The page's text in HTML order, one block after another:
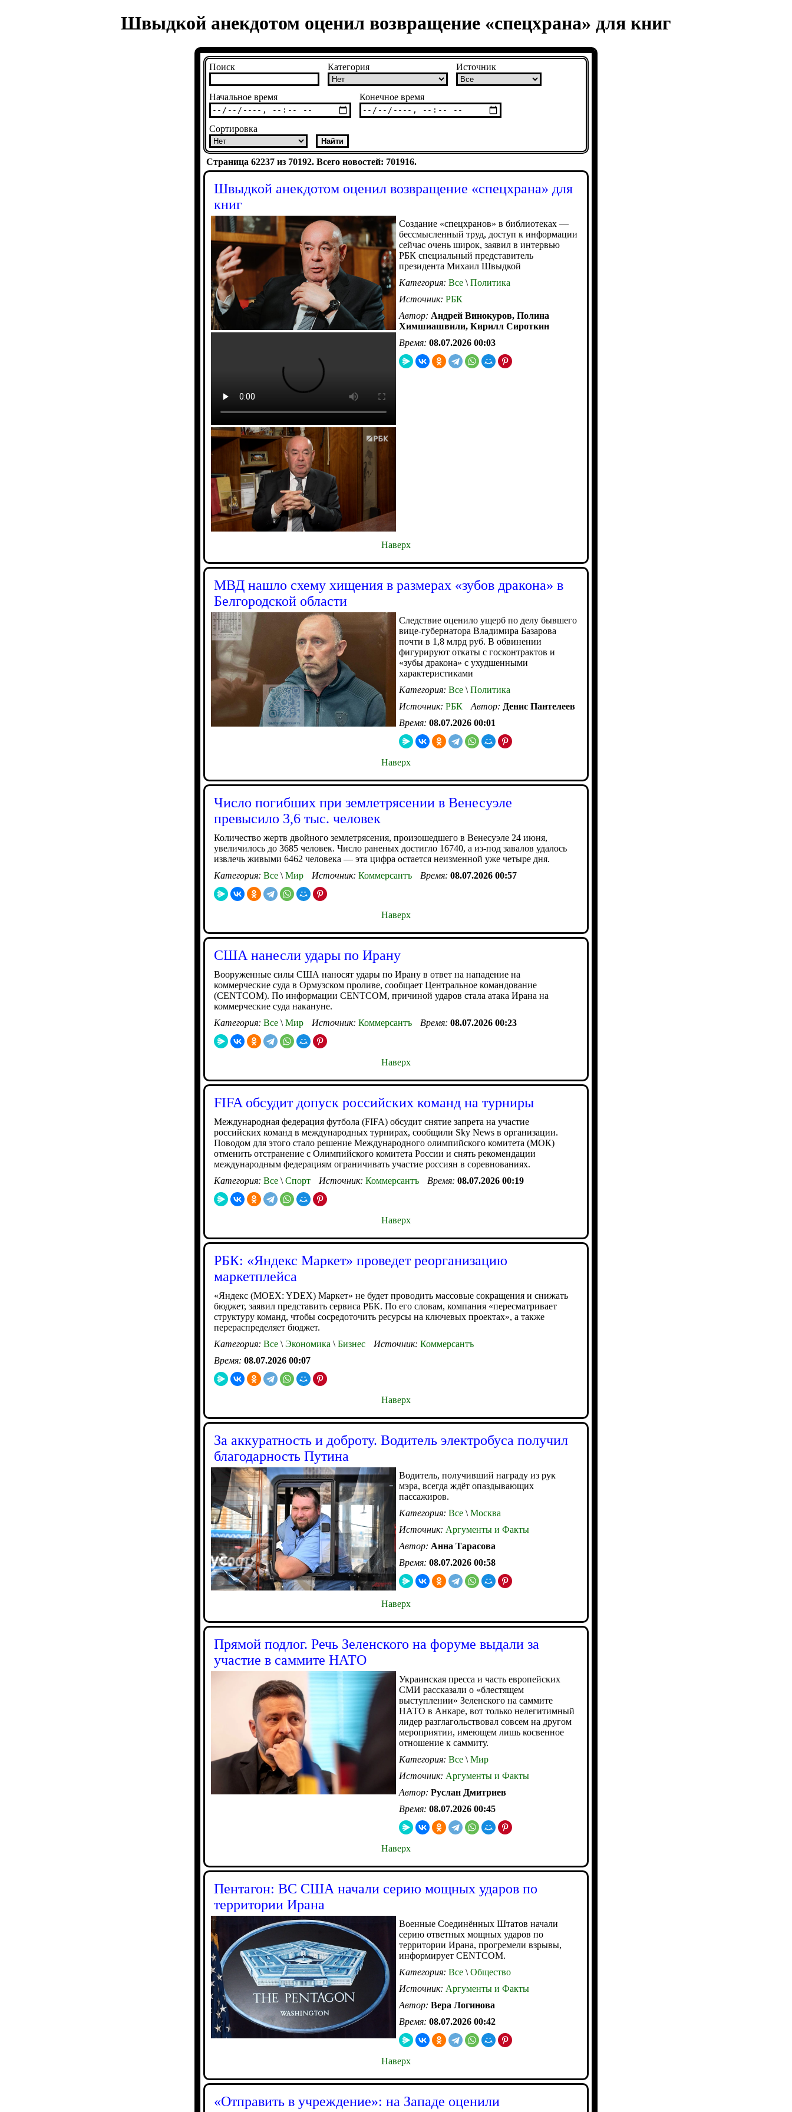
Швыдкой анекдотом оценил возвращение «спецхрана» для книг
Поиск Категория Источник
Начальное время Конечное время
Сортировка
Страница 62237 из 70192. Всего новостей: 701916.
Швыдкой анекдотом оценил возвращение «спецхрана» для
книг
Создание «спецхранов» в библиотеках —
бессмысленный труд, доступ к информации
сейчас очень широк, заявил в интервью
РБК специальный представитель
президента Михаил Швыдкой
Категория: Все \ Политика
Источник: РБК
Автор: Андрей Винокуров, Полина
Химшиашвили, Кирилл Сироткин
Время: 08.07.2026 00:03
Наверх
МВД нашло схему хищения в размерах «зубов дракона» в
Белгородской области
Следствие оценило ущерб по делу бывшего
вице-губернатора Владимира Базарова
почти в 1,8 млрд руб. В обвинении
фигурируют откаты с госконтрактов и
«зубы дракона» с ухудшенными
характеристиками
Категория: Все \ Политика
Источник: РБК Автор: Денис Пантелеев
Время: 08.07.2026 00:01
Наверх
Число погибших при землетрясении в Венесуэле
превысило 3,6 тыс. человек
Количество жертв двойного землетрясения, произошедшего в Венесуэле 24 июня,
увеличилось до 3685 человек. Число раненых достигло 16740, а из-под завалов удалось
извлечь живыми 6462 человека — эта цифра остается неизменной уже четыре дня.
Категория: Все \ Мир Источник: Коммерсантъ Время: 08.07.2026 00:57
Наверх
США нанесли удары по Ирану
Вооруженные силы США наносят удары по Ирану в ответ на нападение на
коммерческие суда в Ормузском проливе, сообщает Центральное командование
(CENTCOM). По информации CENTCOM, причиной ударов стала атака Ирана на
коммерческие суда накануне.
Категория: Все \ Мир Источник: Коммерсантъ Время: 08.07.2026 00:23
Наверх
FIFA обсудит допуск российских команд на турниры
Международная федерация футбола (FIFA) обсудит снятие запрета на участие
российских команд в международных турнирах, сообщили Sky News в организации.
Поводом для этого стало решение Международного олимпийского комитета (МОК)
отменить отстранение с Олимпийского комитета России и снять рекомендации
международным федерациям ограничивать участие россиян в соревнованиях.
Категория: Все \ Спорт Источник: Коммерсантъ Время: 08.07.2026 00:19
Наверх
РБК: «Яндекс Маркет» проведет реорганизацию
маркетплейса
«Яндекс (MOEX: YDEX) Маркет» не будет проводить массовые сокращения и снижать
бюджет, заявил представить сервиса РБК. По его словам, компания «пересматривает
структуру команд, чтобы сосредоточить ресурсы на ключевых проектах», а также
перераспределяет бюджет.
Категория: Все \ Экономика \ Бизнес Источник: Коммерсантъ
Время: 08.07.2026 00:07
Наверх
За аккуратность и доброту. Водитель электробуса получил
благодарность Путина
Водитель, получивший награду из рук
мэра, всегда ждёт опаздывающих
пассажиров.
Категория: Все \ Москва
Источник: Аргументы и Факты
Автор: Анна Тарасова
Время: 08.07.2026 00:58
Наверх
Прямой подлог. Речь Зеленского на форуме выдали за
участие в саммите НАТО
Украинская пресса и часть европейских
СМИ рассказали о «блестящем
выступлении» Зеленского на саммите
НАТО в Анкаре, вот только нелегитимный
лидер разглагольствовал совсем на другом
мероприятии, имеющем лишь косвенное
отношение к саммиту.
Категория: Все \ Мир
Источник: Аргументы и Факты
Автор: Руслан Дмитриев
Время: 08.07.2026 00:45
Наверх
Пентагон: ВС США начали серию мощных ударов по
территории Ирана
Военные Соединённых Штатов начали
серию ответных мощных ударов по
территории Ирана, прогремели взрывы,
информирует CENTCOM.
Категория: Все \ Общество
Источник: Аргументы и Факты
Автор: Вера Логинова
Время: 08.07.2026 00:42
Наверх
«Отправить в учреждение»: на Западе оценили